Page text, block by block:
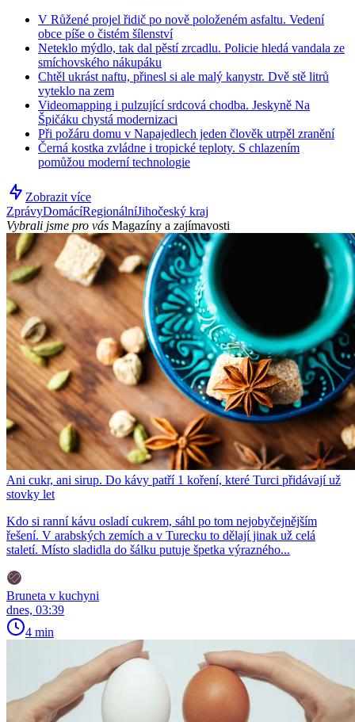
V Růžené projel řidič po nově položeném asfaltu. Vedení
obce píše o čistém šílenství
Neteklo mýdlo, tak dal pěstí zrcadlu. Policie hledá vandala ze
smíchovského nákupáku
Chtěl ukrást naftu, přinesl si ale malý kanystr. Dvě stě litrů
vyteklo na zem
Videomapping i pulzující srdcová chodba. Jeskyně Na
Špičáku chystá modernizaci
Při požáru domu v Napajedlech jeden člověk utrpěl zranění
Černá kostka zvládne i tropické teploty. S chlazením
pomůžou moderní technologie
Zobrazit více
ZprávyDomácíRegionálníJihočeský kraj
Vybrali jsme pro vás Magazíny a zajímavosti
Ani cukr, ani sirup. Do kávy patří 1 koření, které Turci přidávají už
stovky let
Kdo si ranní kávu osladí cukrem, sáhl po tom nejobyčejnějším
řešení. V arabských zemích a v Turecku to dělají jinak už celá
staletí. Místo sladidla do šálku putuje špetka výrazného...
Bruneta v kuchyni
dnes, 03:39
4 min